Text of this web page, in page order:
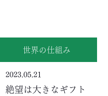
世界の仕組み
2023.05.21
絶望は大きなギフト